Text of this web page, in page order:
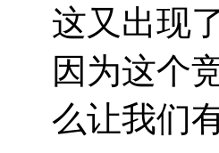
这又出现
因为这个
么让我们